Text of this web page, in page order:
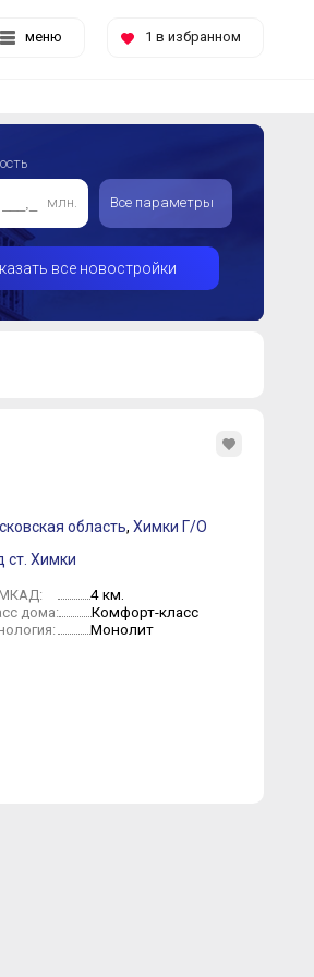
меню 1 в избранном
млн. Все параметры
все новостройки
область, Химки Г/О
ст. Химки
4 км.
дома: Комфорт-класс
Монолит